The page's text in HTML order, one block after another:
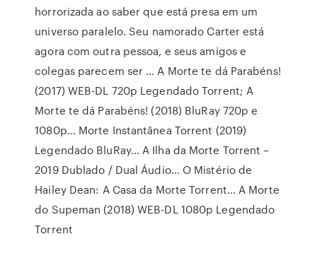
horrorizada ao saber que está presa em um
universo paralelo. Seu namorado Carter está
agora com outra pessoa, e seus amigos e
colegas parecem ser … A Morte te dá Parabéns!
(2017) WEB-DL 720p Legendado Torrent; A
Morte te dá Parabéns! (2018) BluRay 720p e
1080p… Morte Instantânea Torrent (2019)
Legendado BluRay… A Ilha da Morte Torrent –
2019 Dublado / Dual Áudio… O Mistério de
Hailey Dean: A Casa da Morte Torrent… A Morte
do Supeman (2018) WEB-DL 1080p Legendado
Torrent